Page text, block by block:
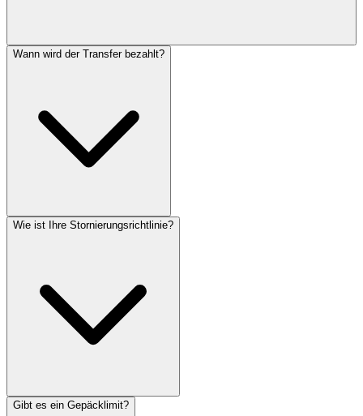
Wann wird der Transfer bezahlt?
Wie ist Ihre Stornierungsrichtlinie?
Gibt es ein Gepäcklimit?